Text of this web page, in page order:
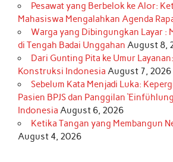
Pesawat yang Berbelok ke Alor:
Mahasiswa Mengalahkan Agenda
Warga yang Dibingungkan Layar :
di Tengah Badai Unggahan August 8,
Dari Gunting Pita ke Umur
Konstruksi Indonesia August 7, 2026
Sebelum Kata Menjadi Luka:
Pasien BPJS dan Panggilan
Indonesia August 6, 2026
Ketika Tangan yang Membangun
August 4, 2026